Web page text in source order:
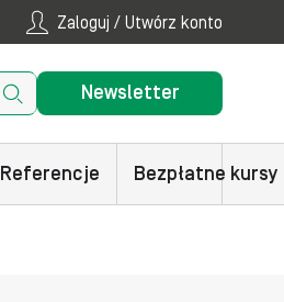
Zaloguj / Utwórz konto
Newsletter
Referencje Bezpłatne kursy